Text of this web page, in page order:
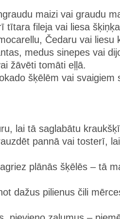
maizi vai graudu
tītara fileja vai liesa
Čedaru vai liesu
medus sinepes vai
žāvēti tomāti eļļā.
šķēlēm vai svaigiem
lai tā saglabātu
pannā vai tosterī,
plānās šķēlēs – tā
dažus pilienus čili